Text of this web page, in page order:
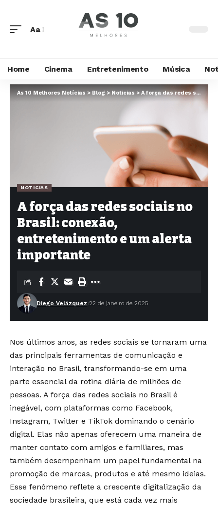
Aa
Home Cinema Entretenimento Música
As 10 Melhores Notícias>Blog> Noticias>A força das redes sociais no Brasil: conexão, entretenimento e um alerta importante
NOTICIAS
A força das redes sociais no
Brasil: conexão,
entretenimento e um alerta
importante
Diego Velázquez 22 de janeiro de 2025
Nos últimos anos, as redes sociais se tornaram uma
das principais ferramentas de comunicação e
interação no Brasil, transformando-se em uma
parte essencial da rotina diária de milhões de
pessoas. A força das redes sociais no Brasil é
inegável, com plataformas como Facebook,
Instagram, Twitter e TikTok dominando o cenário
digital. Elas não apenas oferecem uma maneira de
manter contato com amigos e familiares, mas
também desempenham um papel fundamental na
promoção de marcas, produtos e até mesmo ideias.
Esse fenômeno reflete a crescente digitalização da
sociedade brasileira, que está cada vez mais